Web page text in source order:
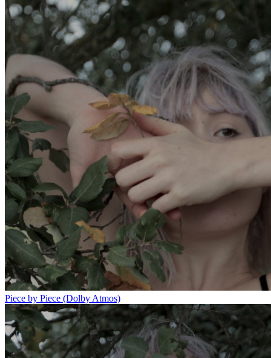
Piece by Piece (Dolby Atmos)